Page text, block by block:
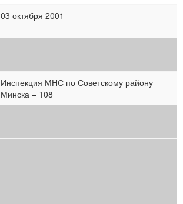
03 октября 2001
Инспекция МНС по Советскому району
Минска – 108